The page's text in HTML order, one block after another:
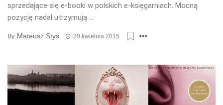
sprzedające się e-booki w polskich e-księgarniach. Mocną
pozycję nadal utrzymują ...
By Mateusz Styś 20 kwietnia 2015